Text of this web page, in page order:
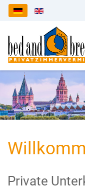
Sprache auswählen
Private